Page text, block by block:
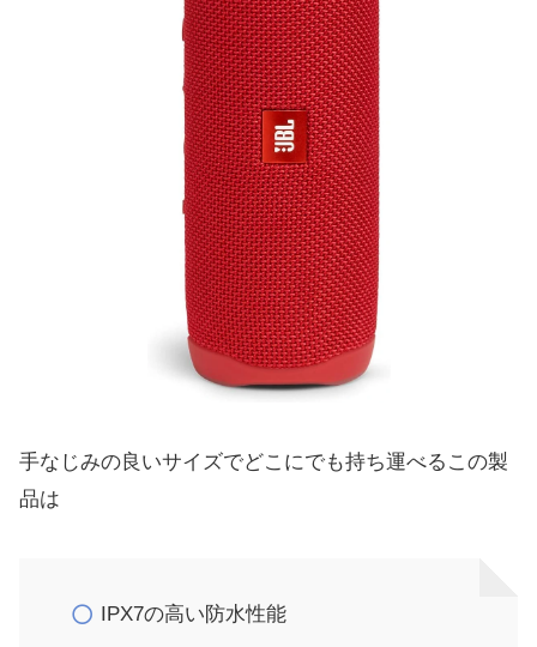
手なじみの良いサイズでどこにでも持ち運べるこの製
品は
IPX7の高い防水性能